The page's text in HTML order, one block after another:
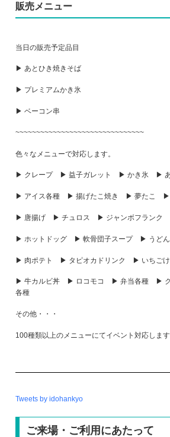
販売メニュー
当日の販売予定品目
▶ あとひき焼きそば
▶ プレミアムかき氷
▶ ベーコン串
~~~~~~~~~~~~~~~~~~~~~~~~~~~~~~~
色々なメニューで対応します。
▶ クレープ ▶ 益子ガレット ▶ かき氷 ▶ あ
▶ アイス各種 ▶ 揚げたこ焼き ▶ 夢たこ ▶
▶ 唐揚げ ▶ チュロス ▶ ジャンボフランク
▶ ホットドッグ ▶ 軟骨団子スープ ▶ うどん
▶ 肉ポテト ▶ タピオカドリンク ▶ いちご
▶ 牛カルビ丼 ▶ ロコモコ ▶ 弁当各種 ▶
各種
その他・・・
100種類以上のメニューにてイベント対応します
Tweets by idohankyo
ご来場・ご利用にあたって